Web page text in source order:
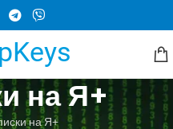
на Я+
на Я+